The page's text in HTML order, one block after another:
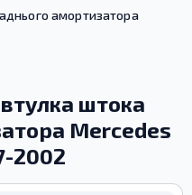
амортизатора
штока
Merсedes
2002